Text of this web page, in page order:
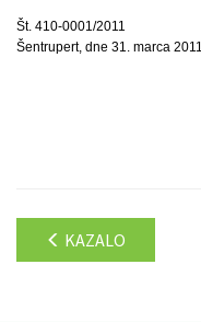
Št. 410-0001/2011
Šentrupert, dne 31. marca 2011
KAZALO